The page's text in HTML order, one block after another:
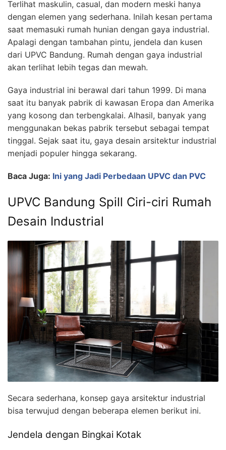
Terlihat maskulin, casual, dan modern meski hanya
dengan elemen yang sederhana. Inilah kesan pertama
saat memasuki rumah hunian dengan gaya industrial.
Apalagi dengan tambahan pintu, jendela dan kusen
dari UPVC Bandung. Rumah dengan gaya industrial
akan terlihat lebih tegas dan mewah.
Gaya industrial ini berawal dari tahun 1999. Di mana
saat itu banyak pabrik di kawasan Eropa dan Amerika
yang kosong dan terbengkalai. Alhasil, banyak yang
menggunakan bekas pabrik tersebut sebagai tempat
tinggal. Sejak saat itu, gaya desain arsitektur industrial
menjadi populer hingga sekarang.
Baca Juga: Ini yang Jadi Perbedaan UPVC dan PVC
UPVC Bandung Spill Ciri-ciri Rumah
Desain Industrial
Secara sederhana, konsep gaya arsitektur industrial
bisa terwujud dengan beberapa elemen berikut ini.
Jendela dengan Bingkai Kotak